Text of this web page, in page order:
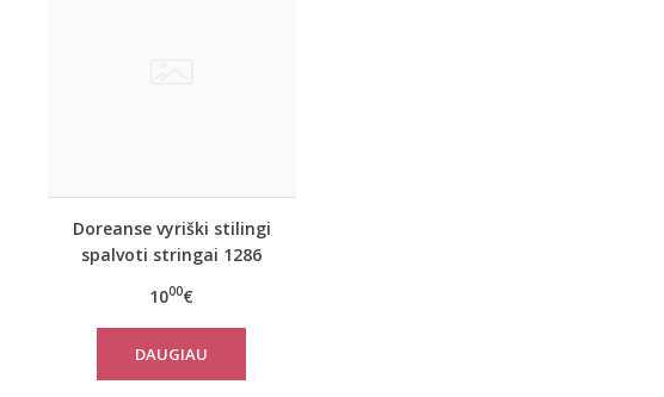
Doreanse vyriški stilingi
spalvoti stringai 1286
1000€
DAUGIAU